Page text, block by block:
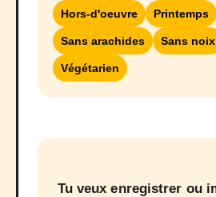
Hors-d'oeuvre Printemps
Sans arachides Sans noix
Végétarien
Tu veux enregistrer ou